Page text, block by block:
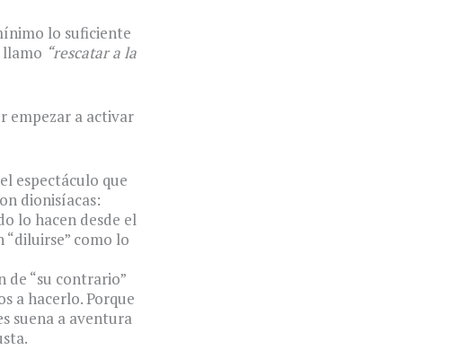
lo suficiente
“rescatar a la
empezar a activar
espectáculo que
dionisíacas:
lo hacen desde el
como lo
de “su contrario”
a hacerlo. Porque
suena a aventura